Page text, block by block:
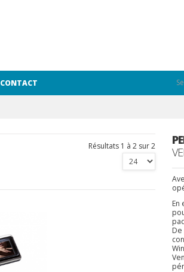
CONTACT
Résultats 1 à 2 sur 2
En